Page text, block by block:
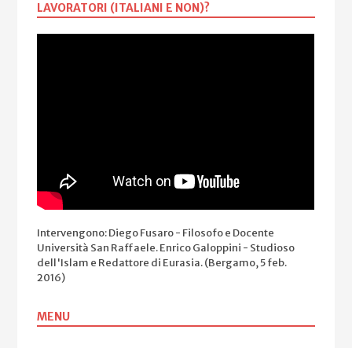
LAVORATORI (ITALIANI E NON)?
Intervengono: Diego Fusaro - Filosofo e Docente
Università San Raffaele. Enrico Galoppini - Studioso
dell'Islam e Redattore di Eurasia. (Bergamo, 5 feb.
2016)
MENU